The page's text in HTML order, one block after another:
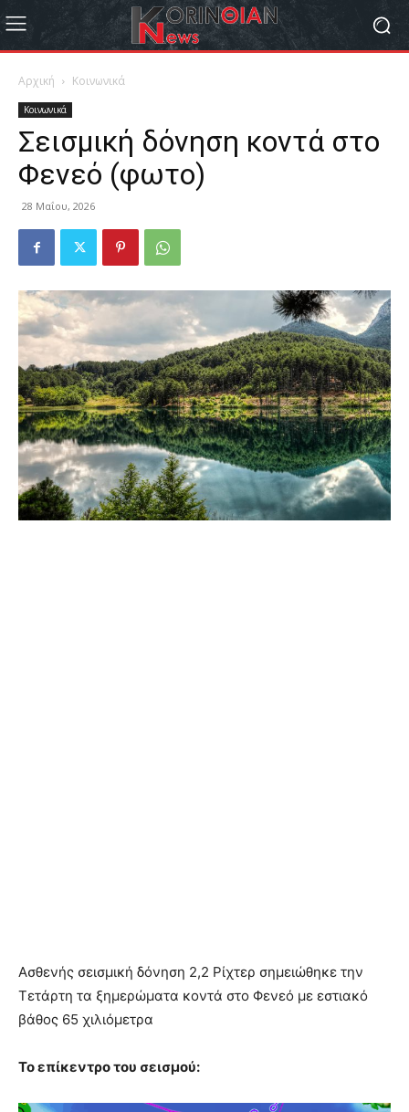
Αρχική Κοινωνικά
Κοινωνικά
Σεισμική δόνηση κοντά στο
Φενεό (φωτο)
28 Μαΐου, 2026
Ασθενής σεισμική δόνηση 2,2 Ρίχτερ σημειώθηκε την
Τετάρτη τα ξημερώματα κοντά στο Φενεό με εστιακό
βάθος 65 χιλιόμετρα
Το επίκεντρο του σεισμού: